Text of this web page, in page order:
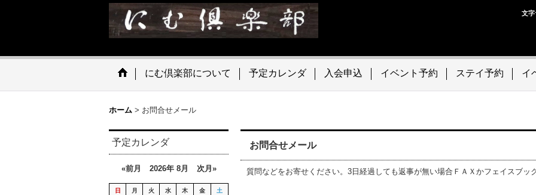
文字
にむ倶楽部について 予定カレンダ 入会申込 イベント予約 ステイ予約 イ
ホーム > お問合せメール
予定カレンダ
«前月 2026年 8月 次月»
日 月 火 水 木 金 土
お問合せメール
質問などをお寄せください。3日経過しても返事が無い場合ＦＡＸかフェイスブッ